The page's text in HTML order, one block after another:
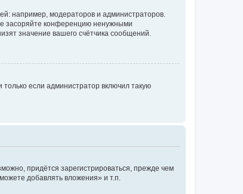
например, модераторов и администраторов.
засоряйте конференцию ненужными
значение вашего счётчика сообщений.
если администратор включил такую
придётся зарегистрироваться, прежде чем
добавлять вложения» и т.п.